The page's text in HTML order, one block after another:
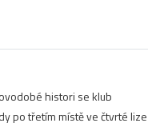
histori se klub
po třetím místě ve čtvrté lize